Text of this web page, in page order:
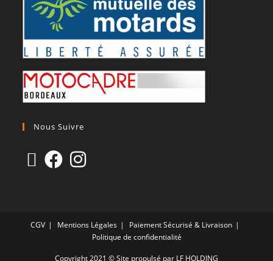
Nous Suivre
CGV Mentions Légales
Paiement Sécurisé & Livraison
Politique de confidentialité
Copyright 2021 © Site propulsé par LF HOLDING